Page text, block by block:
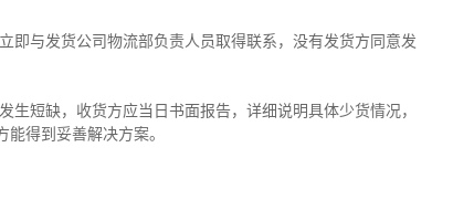
即与发货公司物流部负责人员取得联系，没有发货方同意发
短缺，收货方应当日书面报告，详细说明具体少货情况，
得到妥善解决方案。